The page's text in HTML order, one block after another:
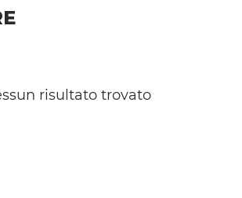
risultato trovato